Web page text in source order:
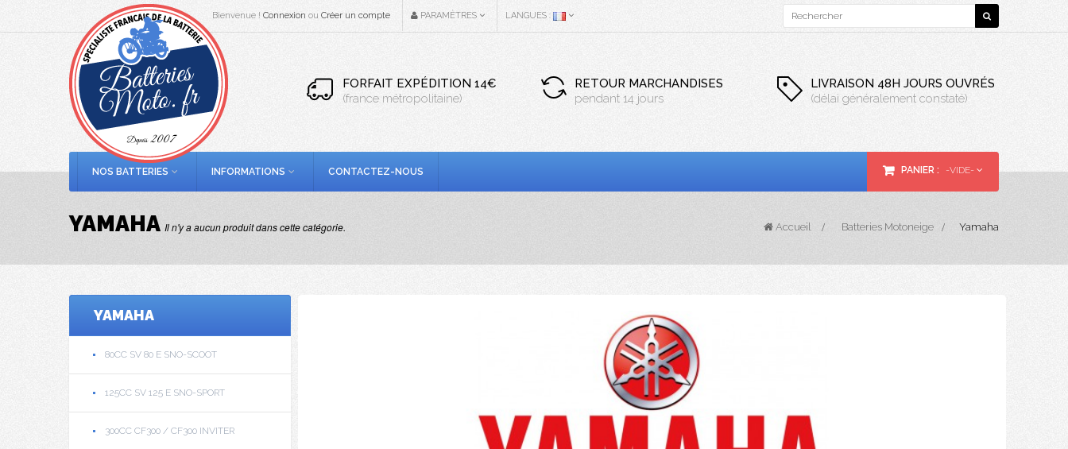
Bienvenue ! Connexion ou Créer un compte PARAMÈTRES LANGUES :
FORFAIT EXPÉDITION 14€
(france métropolitaine)
RETOUR MARCHANDISES
pendant 14 jours
LIVRAISON 48H JOURS OUVRÉS
(délai généralement constaté)
NOS BATTERIES INFORMATIONS CONTACTEZ-NOUS PANIER : -VIDE-
YAMAHA Il n'y a aucun produit dans cette catégorie. Accueil > Batteries Motoneige > Yamaha
YAMAHA
80CC SV 80 E SNO-SCOOT
125CC SV 125 E SNO-SPORT
300CC CF300 / CF300 INVITER